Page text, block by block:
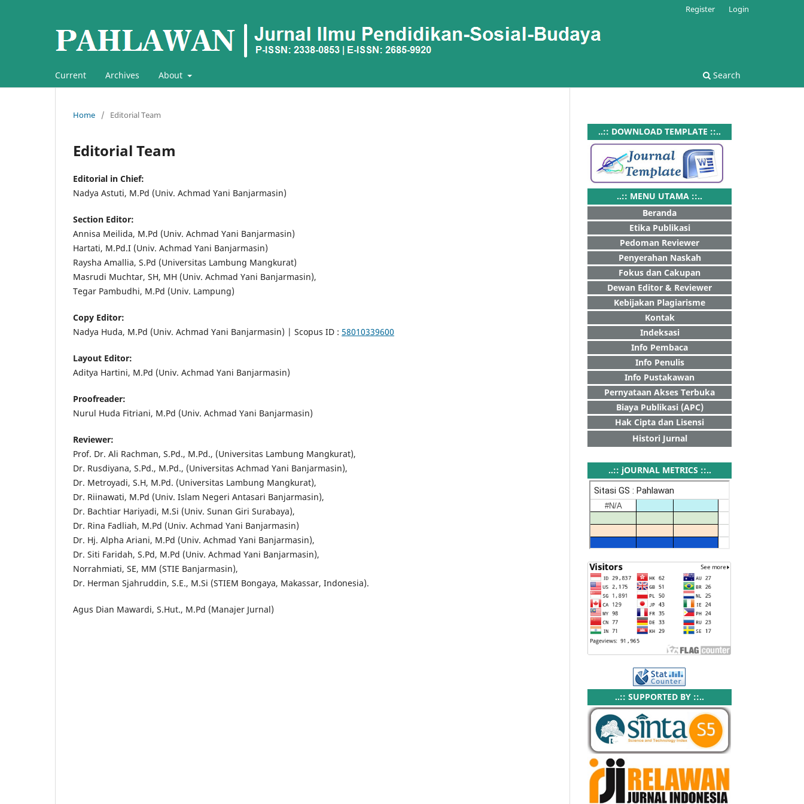
Current Archives About Search
Register Login
Home / Editorial Team
Editorial Team
Editorial in Chief:
Nadya Astuti, M.Pd (Univ. Achmad Yani Banjarmasin)
Section Editor:
Annisa Meilida, M.Pd (Univ. Achmad Yani Banjarmasin)
Hartati, M.Pd.I (Univ. Achmad Yani Banjarmasin)
Raysha Amallia, S.Pd (Universitas Lambung Mangkurat)
Masrudi Muchtar, SH, MH (Univ. Achmad Yani Banjarmasin),
Tegar Pambudhi, M.Pd (Univ. Lampung)
Copy Editor:
Nadya Huda, M.Pd (Univ. Achmad Yani Banjarmasin) | Scopus ID : 58010339600
Layout Editor:
Aditya Hartini, M.Pd (Univ. Achmad Yani Banjarmasin)
Proofreader:
Nurul Huda Fitriani, M.Pd (Univ. Achmad Yani Banjarmasin)
Reviewer:
Prof. Dr. Ali Rachman, S.Pd., M.Pd., (Universitas Lambung Mangkurat),
Dr. Rusdiyana, S.Pd., M.Pd., (Universitas Achmad Yani Banjarmasin),
Dr. Metroyadi, S.H, M.Pd. (Universitas Lambung Mangkurat),
Dr. Riinawati, M.Pd (Univ. Islam Negeri Antasari Banjarmasin),
Dr. Bachtiar Hariyadi, M.Si (Univ. Sunan Giri Surabaya),
Dr. Rina Fadliah, M.Pd (Univ. Achmad Yani Banjarmasin)
Dr. Hj. Alpha Ariani, M.Pd (Univ. Achmad Yani Banjarmasin),
Dr. Siti Faridah, S.Pd, M.Pd (Univ. Achmad Yani Banjarmasin),
Norrahmiati, SE, MM (STIE Banjarmasin),
Dr. Herman Sjahruddin, S.E., M.Si (STIEM Bongaya, Makassar, Indonesia).
Agus Dian Mawardi, S.Hut., M.Pd (Manajer Jurnal)
..:: DOWNLOAD TEMPLATE ::..
..:: MENU UTAMA ::..
Beranda
Etika Publikasi
Pedoman Reviewer
Penyerahan Naskah
Fokus dan Cakupan
Dewan Editor & Reviewer
Kebijakan Plagiarisme
Kontak
Indeksasi
Info Pembaca
Info Penulis
Info Pustakawan
Pernyataan Akses Terbuka
Biaya Publikasi (APC)
Hak Cipta dan Lisensi
Histori Jurnal
..:: jOURNAL METRICS ::..
..:: SUPPORTED BY ::..